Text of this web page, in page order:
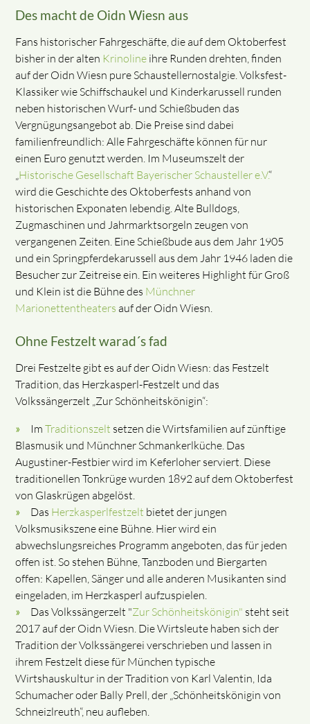
Des macht de Oidn Wiesn aus
Fans historischer Fahrgeschäfte, die auf dem Oktoberfest
bisher in der alten Krinoline ihre Runden drehten, finden
auf der Oidn Wiesn pure Schaustellernostalgie. Volksfest-
Klassiker wie Schiffschaukel und Kinderkarussell runden
neben historischen Wurf- und Schießbuden das
Vergnügungsangebot ab. Die Preise sind dabei
familienfreundlich: Alle Fahrgeschäfte können für nur
einen Euro genutzt werden. Im Museumszelt der
„Historische Gesellschaft Bayerischer Schausteller e.V.“
wird die Geschichte des Oktoberfests anhand von
historischen Exponaten lebendig. Alte Bulldogs,
Zugmaschinen und Jahrmarktsorgeln zeugen von
vergangenen Zeiten. Eine Schießbude aus dem Jahr 1905
und ein Springpferdekarussell aus dem Jahr 1946 laden die
Besucher zur Zeitreise ein. Ein weiteres Highlight für Groß
und Klein ist die Bühne des Münchner
Marionettentheaters auf der Oidn Wiesn.
Ohne Festzelt warad´s fad
Drei Festzelte gibt es auf der Oidn Wiesn: das Festzelt
Tradition, das Herzkasperl-Festzelt und das
Volkssängerzelt „Zur Schönheitskönigin“:
ImTraditionszelt setzen die Wirtsfamilien auf zünftige
Blasmusik und Münchner Schmankerlküche. Das
Augustiner-Festbier wird im Keferloher serviert. Diese
traditionellen Tonkrüge wurden 1892 auf dem Oktoberfest
von Glaskrügen abgelöst.
Das Herzkasperlfestzelt bietet der jungen
Volksmusikszene eine Bühne. Hier wird ein
abwechslungsreiches Programm angeboten, das für jeden
offen ist. So stehen Bühne, Tanzboden und Biergarten
offen: Kapellen, Sänger und alle anderen Musikanten sind
eingeladen, im Herzkasperl aufzuspielen.
Das Volkssängerzelt "Zur Schönheitskönigin" steht seit
2017 auf der Oidn Wiesn. Die Wirtsleute haben sich der
Tradition der Volkssängerei verschrieben und lassen in
ihrem Festzelt diese für München typische
Wirtshauskultur in der Tradition von Karl Valentin, Ida
Schumacher oder Bally Prell, der „Schönheitskönigin von
Schneizlreuth“, neu aufleben.